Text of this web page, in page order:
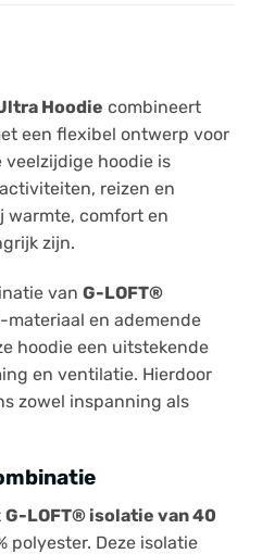
Hoodie combineert
een flexibel ontwerp voor
veelzijdige hoodie is
reizen en
warmte, comfort en
zijn.
van G-LOFT®
materiaal en ademende
hoodie een uitstekende
en ventilatie. Hierdoor
zowel inspanning als
G-LOFT® isolatie van 40
polyester. Deze isolatie